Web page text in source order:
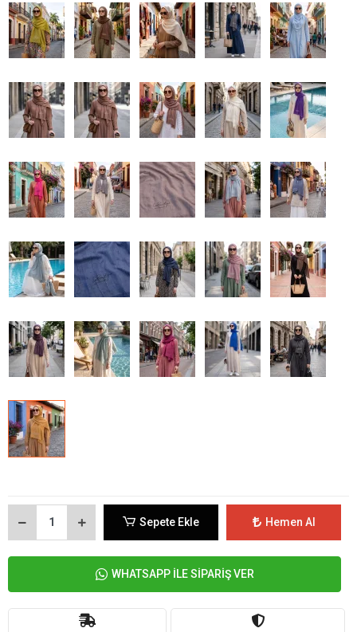
Sepete Ekle Hemen Al
WHATSAPP İLE SİPARİŞ VER